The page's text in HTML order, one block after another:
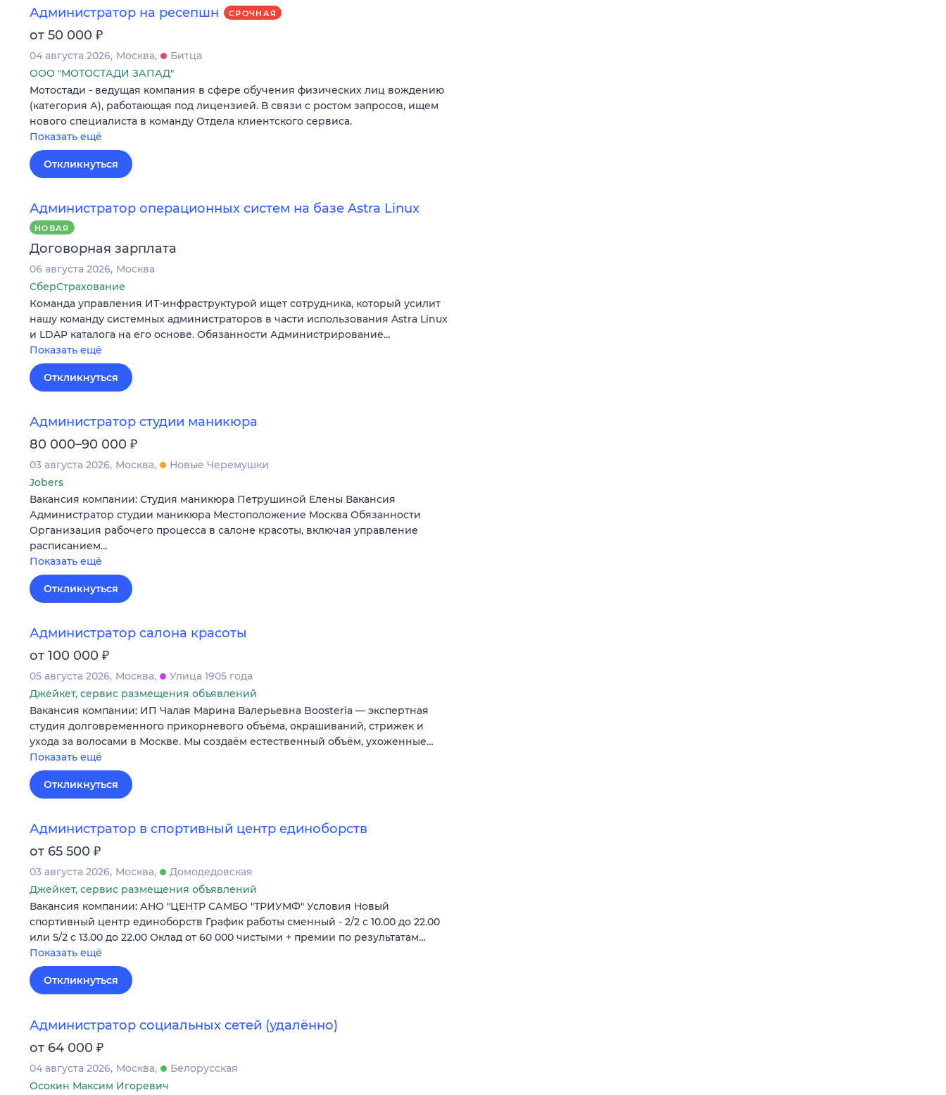
Администратор на ресепшн СРОЧНАЯ
от 50 000 ₽
04 августа 2026 Москва
Битца
ООО "МОТОСТАДИ ЗАПАД"
Мотостади - ведущая компания в сфере обучения физических лиц вождению
(категория А), работающая под лицензией. В связи с ростом запросов, ищем
нового специалиста в команду Отдела клиентского сервиса.
Показать ещё
Откликнуться
Администратор операционных систем на базе Astra Linux
НОВАЯ
Договорная зарплата
06 августа 2026 Москва
СберСтрахование
Команда управления ИТ-инфраструктурой ищет сотрудника, который усилит
нашу команду системных администраторов в части использования Astra Linux
и LDAP каталога на его основе. Обязанности Администрирование…
Показать ещё
Откликнуться
Администратор студии маникюра
80 000–90 000 ₽
03 августа 2026 Москва
Новые Черемушки
Jobers
Вакансия компании: Студия маникюра Петрушиной Елены Вакансия
Администратор студии маникюра Местоположение Москва Обязанности
Организация рабочего процесса в салоне красоты, включая управление
расписанием…
Показать ещё
Откликнуться
Администратор салона красоты
от 100 000 ₽
05 августа 2026 Москва
Улица 1905 года
Джейкет, сервис размещения объявлений
Вакансия компании: ИП Чалая Марина Валерьевна Boosteria — экспертная
студия долговременного прикорневого объёма, окрашиваний, стрижек и
ухода за волосами в Москве. Мы создаём естественный объём, ухоженные…
Показать ещё
Откликнуться
Администратор в спортивный центр единоборств
от 65 500 ₽
03 августа 2026 Москва
Домодедовская
Джейкет, сервис размещения объявлений
Вакансия компании: АНО "ЦЕНТР САМБО "ТРИУМФ" Условия Новый
спортивный центр единоборств График работы сменный - 2/2 с 10.00 до 22.00
или 5/2 с 13.00 до 22.00 Оклад от 60 000 чистыми + премии по результатам…
Показать ещё
Откликнуться
Администратор социальных сетей (удалённо)
от 64 000 ₽
04 августа 2026 Москва
Белорусская
Осокин Максим Игоревич